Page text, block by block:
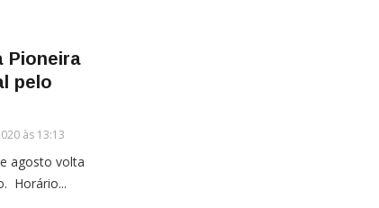
Pioneira
pelo
às 13:13
agosto volta
Horário...